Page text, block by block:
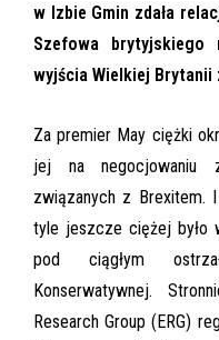
w Izbie Gmin zdała
Szefowa brytyjskiego
wyjścia Wielkiej Brytanii
Za premier May ciężki
jej na negocjowaniu
związanych z Brexitem.
tyle jeszcze ciężej było
pod ciągłym
Konserwatywnej.
Research Group (ERG)